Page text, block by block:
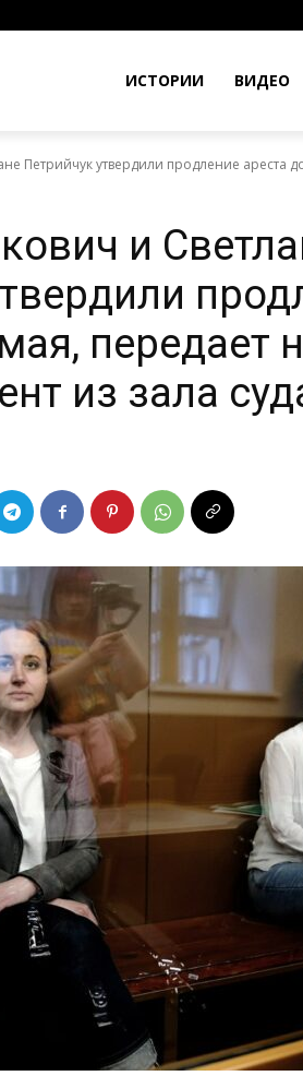
ИСТОРИИ ВИДЕО
Петрийчук утвердили продление ареста
и
передает
из зала